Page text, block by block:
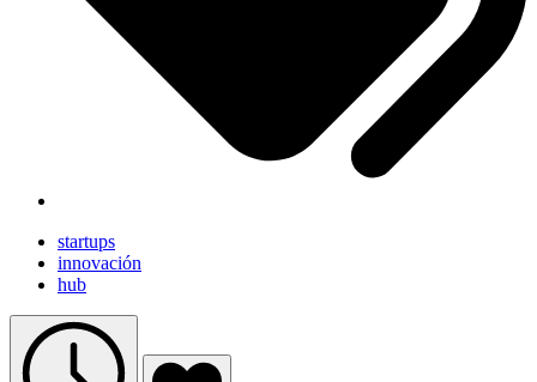
startups
innovación
hub